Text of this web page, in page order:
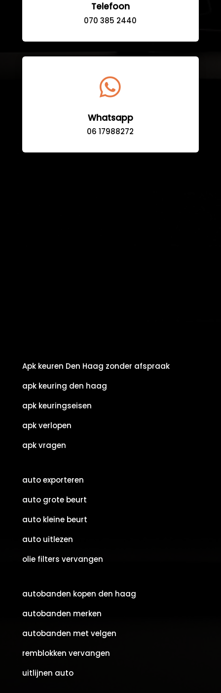
Telefoon
070 385 2440

Whatsapp
06 17988272
Apk keuren Den Haag zonder afspraak
apk keuring den haag
apk keuringseisen
apk verlopen
apk vragen
auto exporteren
auto grote beurt
auto kleine beurt
auto uitlezen
olie filters vervangen
autobanden kopen den haag
autobanden merken
autobanden met velgen
remblokken vervangen
uitlijnen auto